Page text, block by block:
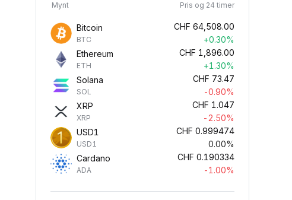
Mynt Pris og 24 timer
Bitcoin
BTC
CHF 64,508.00
+0.30%
Ethereum
ETH
CHF 1,896.00
+1.30%
Solana
SOL
CHF 73.47
-0.90%
XRP
XRP
CHF 1.047
-2.50%
USD1
USD1
CHF 0.999474
0.00%
Cardano
ADA
CHF 0.190334
-1.00%